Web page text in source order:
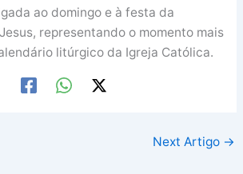
ao domingo e à festa da
representando o momento mais
litúrgico da Igreja Católica.
Next Artigo →